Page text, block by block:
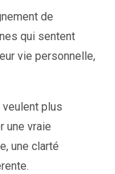
de
qui sentent
vie personnelle,
veulent plus
une vraie
une clarté